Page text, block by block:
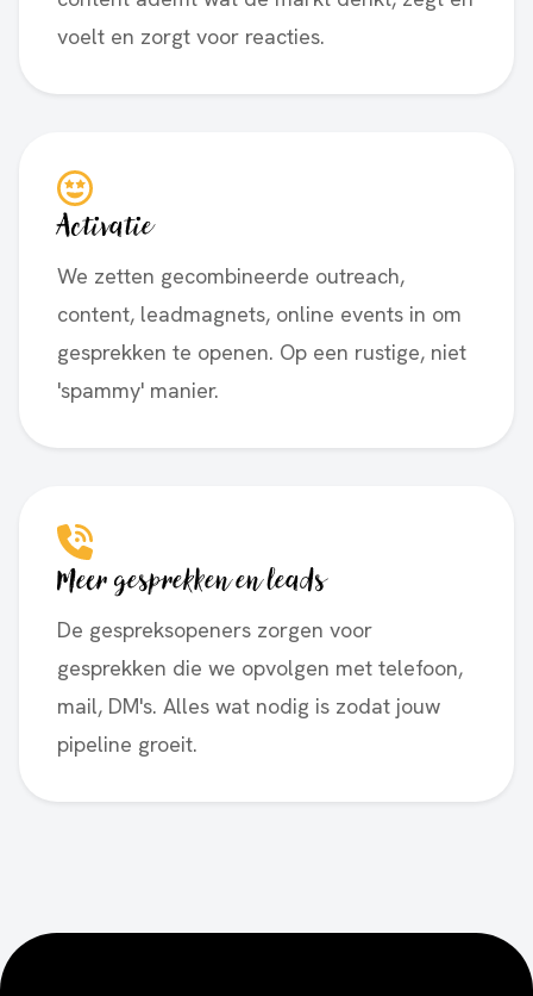
voelt en zorgt voor reacties.
Activatie
We zetten gecombineerde outreach,
content, leadmagnets, online events in om
gesprekken te openen. Op een rustige, niet
'spammy' manier.
Meer gesprekken en leads
De gespreksopeners zorgen voor
gesprekken die we opvolgen met telefoon,
mail, DM's. Alles wat nodig is zodat jouw
pipeline groeit.